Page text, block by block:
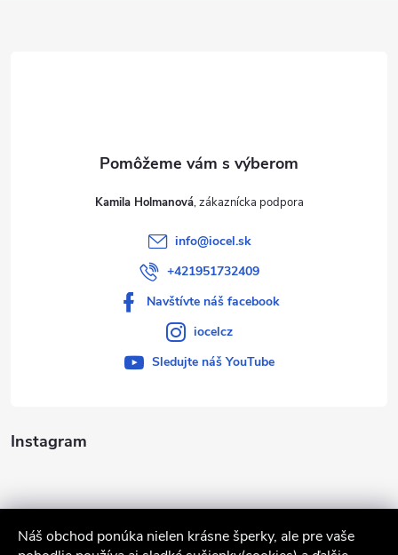
Náš obchod ponúka nielen krásne šperky, ale pre vaše
Instagram
Kamila Holmanová
info@iocel.sk
+421951732409
Navštívte náš facebook
iocelcz
Sledujte náš YouTube